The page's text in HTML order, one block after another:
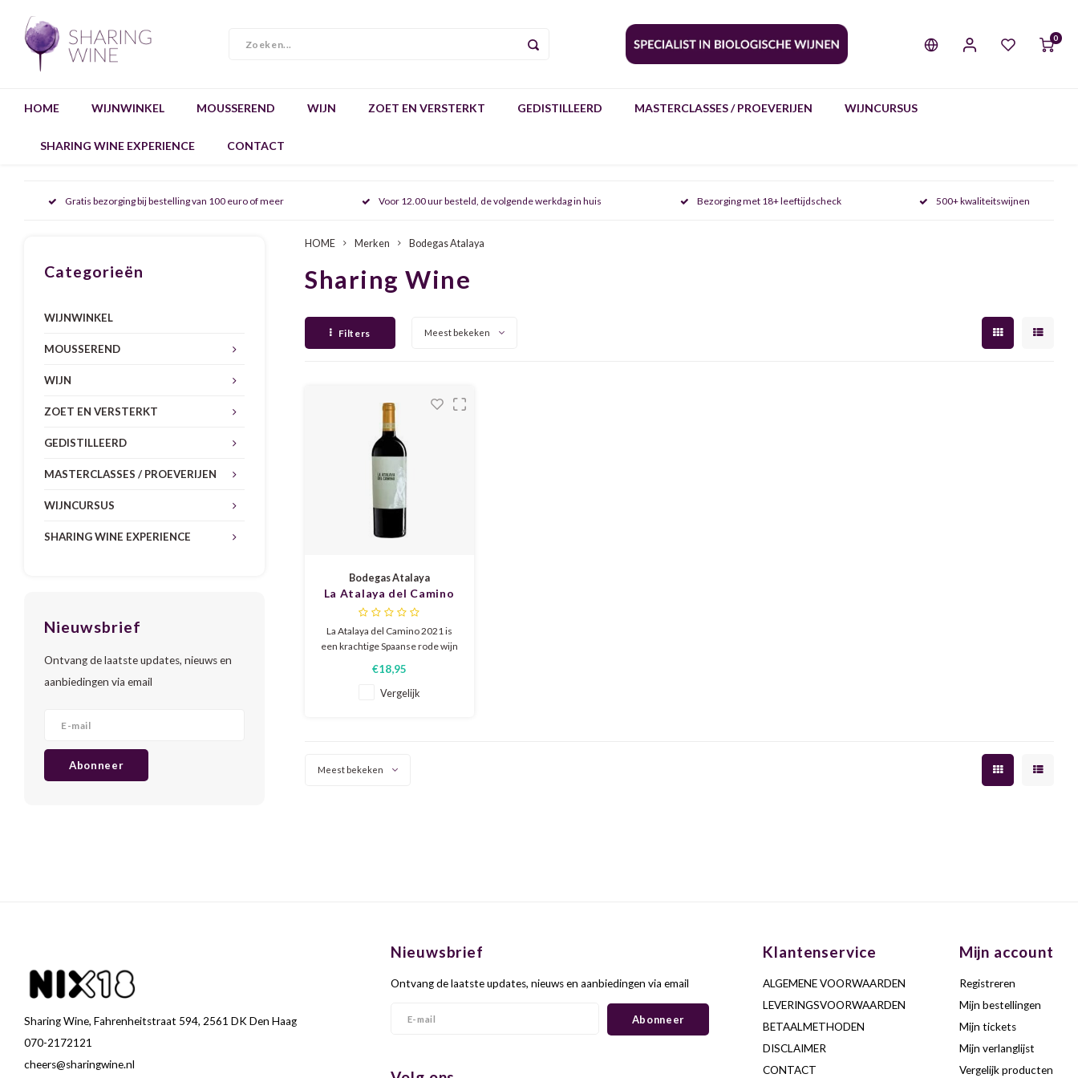
0
HOME WIJNWINKEL MOUSSEREND WIJN ZOET EN VERSTERKT GEDISTILLEERD MASTERCLASSES / PROEVERIJEN WIJNCURSUS
SHARING WINE EXPERIENCE CONTACT
Gratis bezorging bij bestelling van 100 euro of meer Voor 12.00 uur besteld, de volgende werkdag in huis Bezorging met 18+ leeftijdscheck 500+ kwaliteitswijnen
Categorieën
WIJNWINKEL
MOUSSEREND
WIJN
ZOET EN VERSTERKT
GEDISTILLEERD
MASTERCLASSES / PROEVERIJEN
WIJNCURSUS
SHARING WINE EXPERIENCE
Nieuwsbrief
Ontvang de laatste updates, nieuws en
aanbiedingen via email
Abonneer
HOME Merken Bodegas Atalaya
Sharing Wine
Filters Meest bekeken
Bodegas Atalaya
La Atalaya del Camino
2021
La Atalaya del Camino 2021 is
een krachtige Spaanse rode wijn
Garnacha Tintorera en
Monastrell. Diep robijnrood,
€18,95
Vergelijk
Meest bekeken
Sharing Wine, Fahrenheitstraat 594, 2561 DK Den Haag
070-2172121
cheers@sharingwine.nl
Nieuwsbrief
Ontvang de laatste updates, nieuws en aanbiedingen via email
Abonneer
Klantenservice
ALGEMENE VOORWAARDEN
LEVERINGSVOORWAARDEN
BETAALMETHODEN
DISCLAIMER
CONTACT
Mijn account
Registreren
Mijn bestellingen
Mijn tickets
Mijn verlanglijst
Vergelijk producten